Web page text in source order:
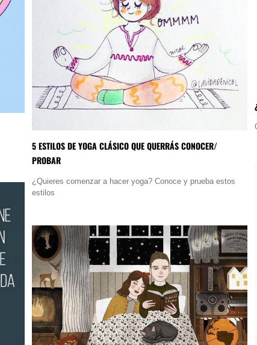
5 ESTILOS DE YOGA CLÁSICO QUE QUERRÁS CONOCER/
PROBAR
¿Quieres comenzar a hacer yoga? Conoce y prueba estos
estilos